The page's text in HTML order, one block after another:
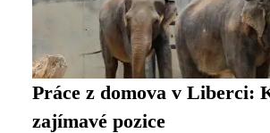
Práce z domova v Liberci:
zajímavé pozice